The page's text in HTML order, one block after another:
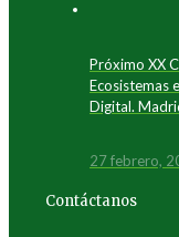
Próximo XX
Ecosistemas
Digital.
27 febrero,
Contáctanos